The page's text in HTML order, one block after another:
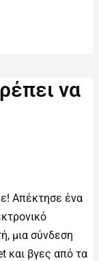
να
Απέκτησε ένα
μια σύνδεση
και βγες από τα